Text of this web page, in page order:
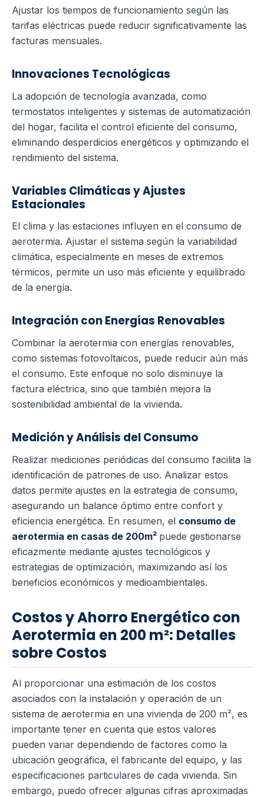
Ajustar los tiempos de funcionamiento según las
tarifas eléctricas puede reducir significativamente las
facturas mensuales.
Innovaciones Tecnológicas
La adopción de tecnología avanzada, como
termostatos inteligentes y sistemas de automatización
del hogar, facilita el control eficiente del consumo,
eliminando desperdicios energéticos y optimizando el
rendimiento del sistema.
Variables Climáticas y Ajustes
Estacionales
El clima y las estaciones influyen en el consumo de
aerotermia. Ajustar el sistema según la variabilidad
climática, especialmente en meses de extremos
térmicos, permite un uso más eficiente y equilibrado
de la energía.
Integración con Energías Renovables
Combinar la aerotermia con energías renovables,
como sistemas fotovoltaicos, puede reducir aún más
el consumo. Este enfoque no solo disminuye la
factura eléctrica, sino que también mejora la
sostenibilidad ambiental de la vivienda.
Medición y Análisis del Consumo
Realizar mediciones periódicas del consumo facilita la
identificación de patrones de uso. Analizar estos
datos permite ajustes en la estrategia de consumo,
asegurando un balance óptimo entre confort y
eficiencia energética. En resumen, el consumo de
aerotermia en casas de 200m² puede gestionarse
eficazmente mediante ajustes tecnológicos y
estrategias de optimización, maximizando así los
beneficios económicos y medioambientales.
Costos y Ahorro Energético con
Aerotermia en 200 m²: Detalles
sobre Costos
Al proporcionar una estimación de los costos
asociados con la instalación y operación de un
sistema de aerotermia en una vivienda de 200 m², es
importante tener en cuenta que estos valores
pueden variar dependiendo de factores como la
ubicación geográfica, el fabricante del equipo, y las
especificaciones particulares de cada vivienda. Sin
embargo, puedo ofrecer algunas cifras aproximadas